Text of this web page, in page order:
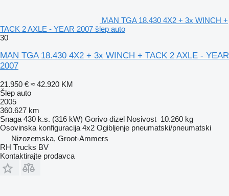
MAN TGA 18.430 4X2 + 3x WINCH +
TACK 2 AXLE - YEAR 2007 šlep auto
30
MAN TGA 18.430 4X2 + 3x WINCH + TACK 2 AXLE - YEAR
2007
21.950 € ≈ 42.920 KM
Šlep auto
2005
360.627 km
Snaga 430 k.s. (316 kW) Gorivo dizel Nosivost 10.260 kg
Osovinska konfiguracija 4x2 Ogibljenje pneumatski/pneumatski
Nizozemska, Groot-Ammers
RH Trucks BV
Kontaktirajte prodavca